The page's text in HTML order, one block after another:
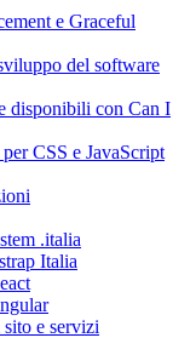
e Graceful
del software
disponibili con Can I
CSS e JavaScript
.italia
Italia
e servizi